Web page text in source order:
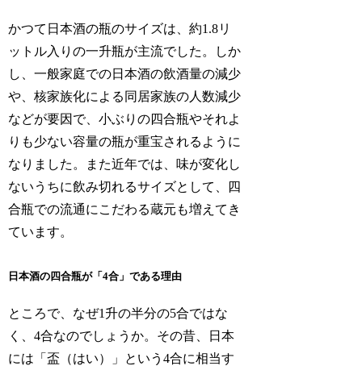
かつて日本酒の瓶のサイズは、約1.8リ
ットル入りの一升瓶が主流でした。しか
し、一般家庭での日本酒の飲酒量の減少
や、核家族化による同居家族の人数減少
などが要因で、小ぶりの四合瓶やそれよ
りも少ない容量の瓶が重宝されるように
なりました。また近年では、味が変化し
ないうちに飲み切れるサイズとして、四
合瓶での流通にこだわる蔵元も増えてき
ています。
日本酒の四合瓶が「4合」である理由
ところで、なぜ1升の半分の5合ではな
く、4合なのでしょうか。その昔、日本
には「盃（はい）」という4合に相当す